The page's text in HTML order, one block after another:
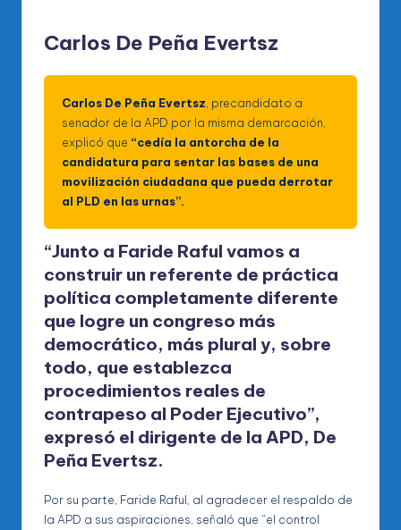
Carlos De Peña Evertsz
Carlos De Peña Evertsz , precandidato a
senador de la APD por la misma demarcación,
explicó que “cedía la antorcha de la
candidatura para sentar las bases de una
movilización ciudadana que pueda derrotar
al PLD en las urnas”.
“Junto a Faride Raful vamos a
construir un referente de práctica
política completamente diferente
que logre un congreso más
democrático, más plural y, sobre
todo, que establezca
procedimientos reales de
contrapeso al Poder Ejecutivo”,
expresó el dirigente de la APD, De
Peña Evertsz.
Por su parte, Faride Raful, al agradecer el respaldo de
la APD a sus aspiraciones, señaló que “el control